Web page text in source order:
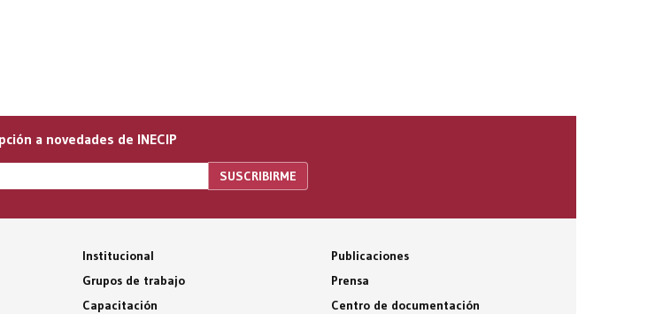
a novedades de INECIP
Institucional
Grupos de trabajo
Capacitación
Publicaciones
Prensa
Centro de documentación